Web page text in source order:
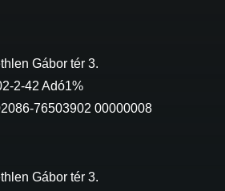
Gábor tér 3.
2-42 Adó1%
76503902 00000008
Gábor tér 3.